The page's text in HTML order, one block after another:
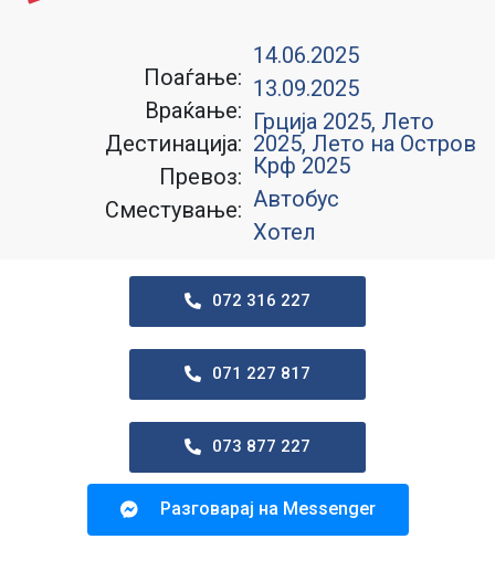
Поаѓање:
Враќање:
Дестинација:
Превоз:
Сместување:
14.06.2025
13.09.2025
Грција 2025, Лето
2025, Лето на Остров
Крф 2025
Автобус
Хотел
072 316 227
071 227 817
073 877 227
Разговарај на Messenger